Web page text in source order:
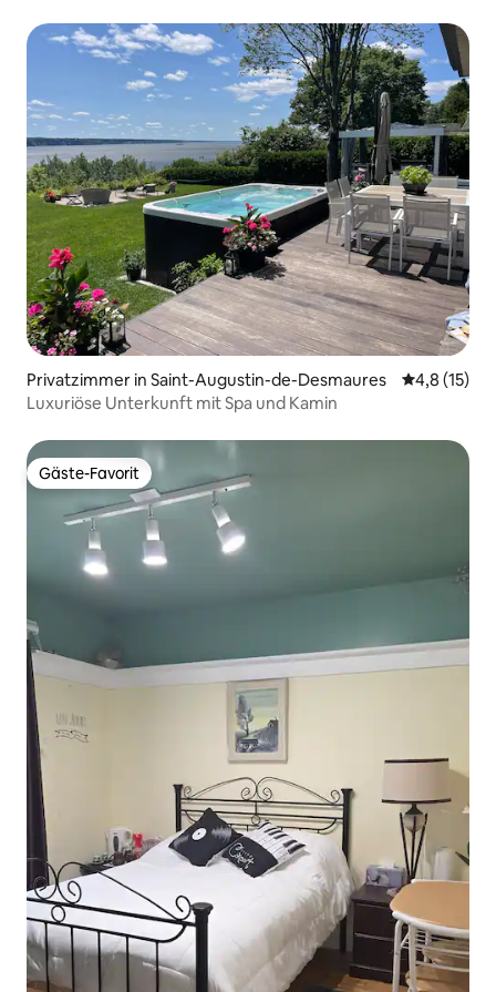
Privatzimmer in Saint-Augustin-de-Desmaures
4,8 (15)
Luxuriöse Unterkunft mit Spa und Kamin
Gäste-Favorit
Gäste-Favorit